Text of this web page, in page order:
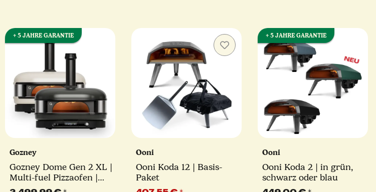
+ 5 JAHRE GARANTIE
Gozney
Gozney Dome Gen 2 XL |
Multi-fuel Pizzaofen |
schwarz oder creme
Ooni
Ooni Koda 12 | Basis-
Paket
+ 5 JAHRE GARANTIE
Ooni
Ooni Koda 2 | in grün,
schwarz oder blau